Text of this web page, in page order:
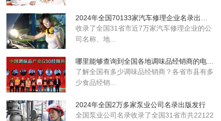
收录了全国31省市近7万家汽车修理企业的公
司名称、地...
了解全国有多少调味品经销商？各省市县有多
少食品经销...
2024年全国2万多家泵业公司名录出版发行
全国泵业公司名录收录了全国31省市共22122